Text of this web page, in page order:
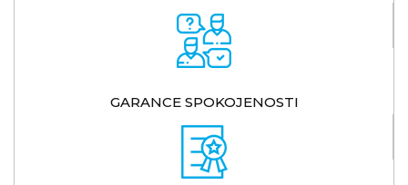
GARANCE SPOKOJENOSTI